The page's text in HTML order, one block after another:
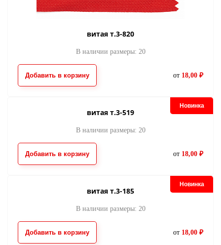
витая т.3-820
В наличии размеры: 20
Добавить в корзину от 18,00 ₽
Новинка
витая т.3-519
В наличии размеры: 20
Добавить в корзину от 18,00 ₽
Новинка
витая т.3-185
В наличии размеры: 20
Добавить в корзину от 18,00 ₽